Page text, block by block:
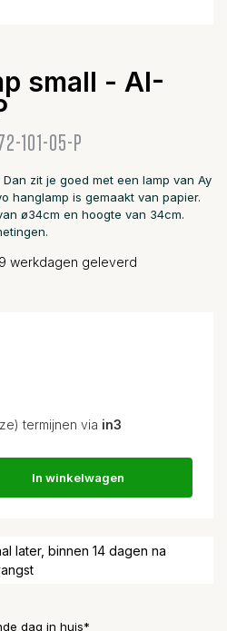
small - AI-
101-05-P
zit je goed met een lamp van Ay
hanglamp is gemaakt van papier.
ø34cm en hoogte van 34cm.
werkdagen geleverd
termijnen via in3
In winkelwagen
later, binnen 14 dagen na
dag in huis*